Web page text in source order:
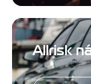
Allrisk